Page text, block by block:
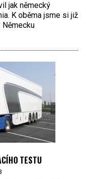
jak německý
K oběma jsme si již
Německu
TESTU